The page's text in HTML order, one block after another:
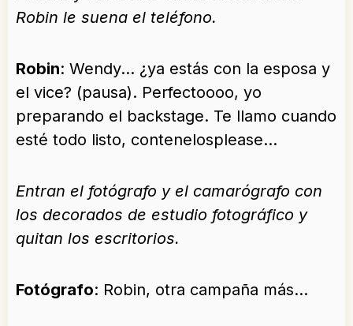
Robin le suena el teléfono.
Robin: Wendy… ¿ya estás con la esposa y
el vice? (pausa). Perfectoooo, yo
preparando el backstage. Te llamo cuando
esté todo listo, contenelosplease…
Entran el fotógrafo y el camarógrafo con
los decorados de estudio fotográfico y
quitan los escritorios.
Fotógrafo: Robin, otra campaña más…